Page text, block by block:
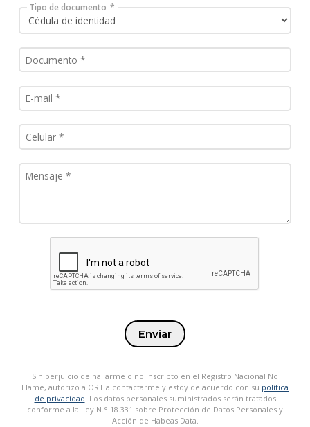
Tipo de documento
Enviar
Sin perjuicio de hallarme o no inscripto en el Registro Nacional No
Llame, autorizo a ORT a contactarme y estoy de acuerdo con su política
de privacidad. Los datos personales suministrados serán tratados
conforme a la Ley N.° 18.331 sobre Protección de Datos Personales y
Acción de Habeas Data.